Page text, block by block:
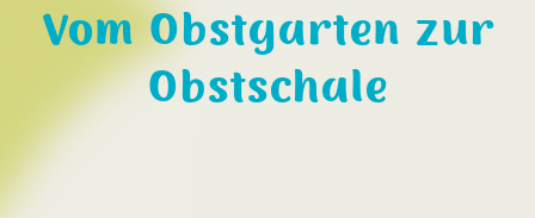
Vom Obstgarten zur
Obstschale